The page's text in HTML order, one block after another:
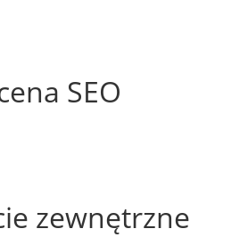
SEO
zewnętrzne